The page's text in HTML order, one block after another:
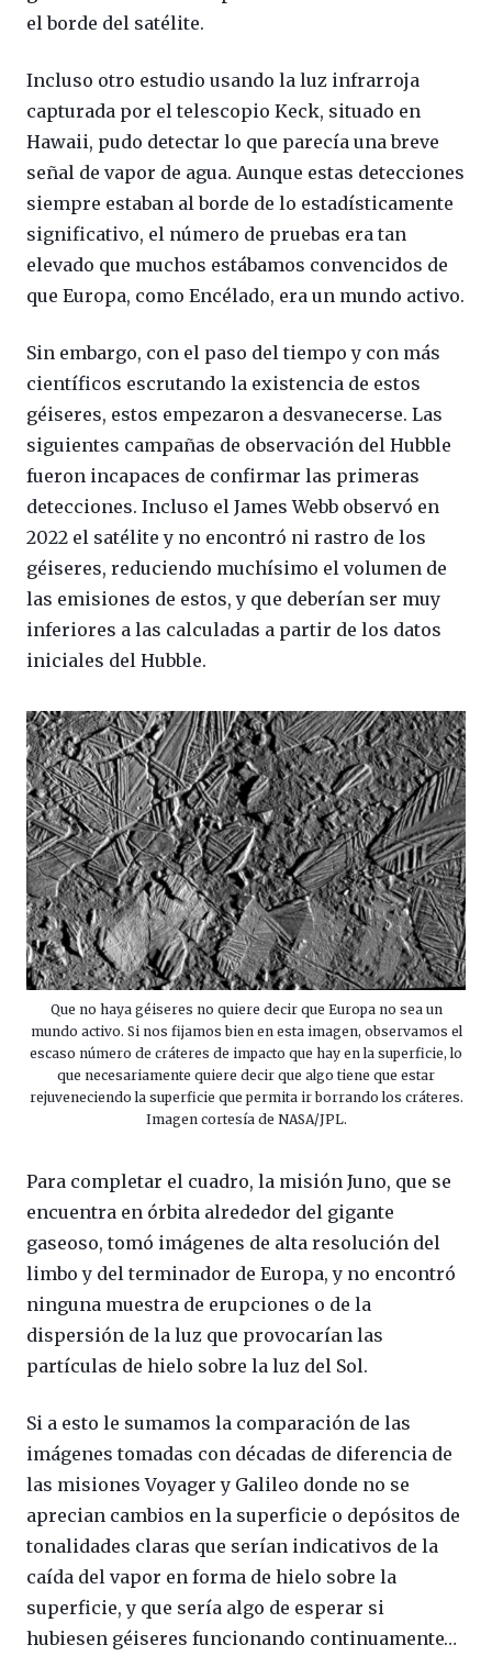
el borde del satélite.
Incluso otro estudio usando la luz infrarroja
capturada por el telescopio Keck, situado en
Hawaii, pudo detectar lo que parecía una breve
señal de vapor de agua. Aunque estas detecciones
siempre estaban al borde de lo estadísticamente
significativo, el número de pruebas era tan
elevado que muchos estábamos convencidos de
que Europa, como Encélado, era un mundo activo.
Sin embargo, con el paso del tiempo y con más
científicos escrutando la existencia de estos
géiseres, estos empezaron a desvanecerse. Las
siguientes campañas de observación del Hubble
fueron incapaces de confirmar las primeras
detecciones. Incluso el James Webb observó en
2022 el satélite y no encontró ni rastro de los
géiseres, reduciendo muchísimo el volumen de
las emisiones de estos, y que deberían ser muy
inferiores a las calculadas a partir de los datos
iniciales del Hubble.
Que no haya géiseres no quiere decir que Europa no sea un
mundo activo. Si nos fijamos bien en esta imagen, observamos el
escaso número de cráteres de impacto que hay en la superficie, lo
que necesariamente quiere decir que algo tiene que estar
rejuveneciendo la superficie que permita ir borrando los cráteres.
Imagen cortesía de NASA/JPL.
Para completar el cuadro, la misión Juno, que se
encuentra en órbita alrededor del gigante
gaseoso, tomó imágenes de alta resolución del
limbo y del terminador de Europa, y no encontró
ninguna muestra de erupciones o de la
dispersión de la luz que provocarían las
partículas de hielo sobre la luz del Sol.
Si a esto le sumamos la comparación de las
imágenes tomadas con décadas de diferencia de
las misiones Voyager y Galileo donde no se
aprecian cambios en la superficie o depósitos de
tonalidades claras que serían indicativos de la
caída del vapor en forma de hielo sobre la
superficie, y que sería algo de esperar si
hubiesen géiseres funcionando continuamente…